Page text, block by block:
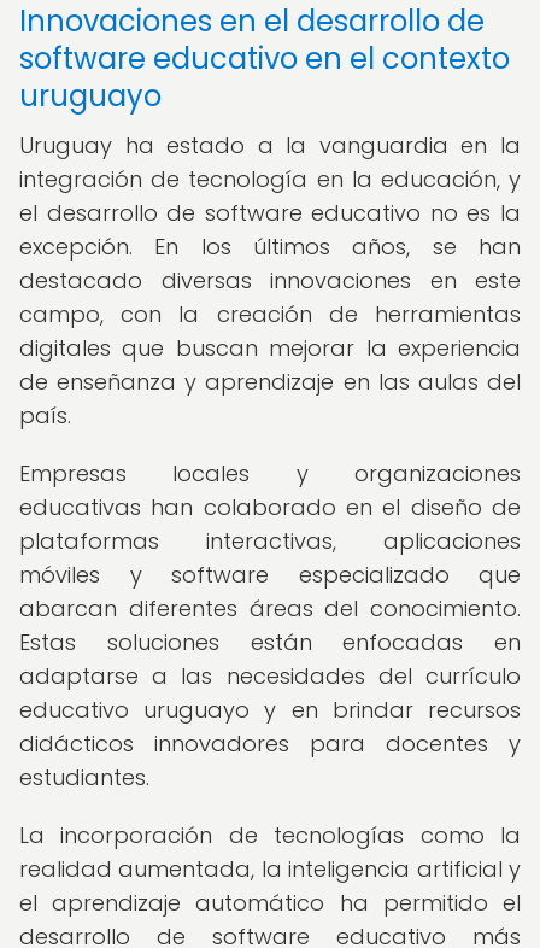
Innovaciones en el desarrollo de
software educativo en el contexto
uruguayo
Uruguay ha estado a la vanguardia en la
integración de tecnología en la educación, y
el desarrollo de software educativo no es la
excepción. En los últimos años, se han
destacado diversas innovaciones en este
campo, con la creación de herramientas
digitales que buscan mejorar la experiencia
de enseñanza y aprendizaje en las aulas del
país.
Empresas locales y organizaciones
educativas han colaborado en el diseño de
plataformas interactivas, aplicaciones
móviles y software especializado que
abarcan diferentes áreas del conocimiento.
Estas soluciones están enfocadas en
adaptarse a las necesidades del currículo
educativo uruguayo y en brindar recursos
didácticos innovadores para docentes y
estudiantes.
La incorporación de tecnologías como la
realidad aumentada, la inteligencia artificial y
el aprendizaje automático ha permitido el
desarrollo de software educativo más